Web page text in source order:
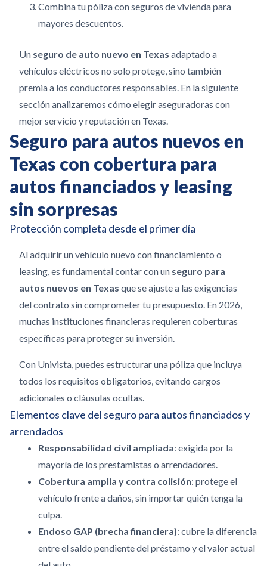
Combina tu póliza con seguros de vivienda para
mayores descuentos.
Un seguro de auto nuevo en Texas adaptado a
vehículos eléctricos no solo protege, sino también
premia a los conductores responsables. En la siguiente
sección analizaremos cómo elegir aseguradoras con
mejor servicio y reputación en Texas.
Seguro para autos nuevos en
Texas con cobertura para
autos financiados y leasing
sin sorpresas
Protección completa desde el primer día
Al adquirir un vehículo nuevo con financiamiento o
leasing, es fundamental contar con un seguro para
autos nuevos en Texas que se ajuste a las exigencias
del contrato sin comprometer tu presupuesto. En 2026,
muchas instituciones financieras requieren coberturas
específicas para proteger su inversión.
Con Univista, puedes estructurar una póliza que incluya
todos los requisitos obligatorios, evitando cargos
adicionales o cláusulas ocultas.
Elementos clave del seguro para autos financiados y
arrendados
Responsabilidad civil ampliada: exigida por la
mayoría de los prestamistas o arrendadores.
Cobertura amplia y contra colisión: protege el
vehículo frente a daños, sin importar quién tenga la
culpa.
Endoso GAP (brecha financiera): cubre la diferencia
entre el saldo pendiente del préstamo y el valor actual